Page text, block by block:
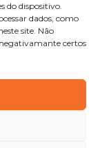
do dispositivo.
dados, como
site. Não
certos
os direitos
e condições